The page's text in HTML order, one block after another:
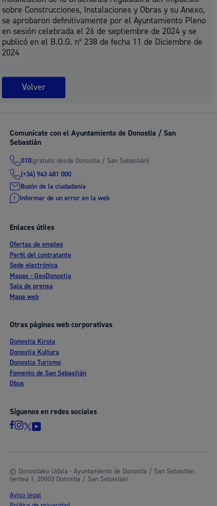
sobre Construcciones, Instalaciones y Obras y su Anexo,
se aprobaron definitivamente por el Ayuntamiento Pleno
en sesión celebrada el 26 de septiembre de 2024 y se
publicó en el B.O.G. nº 238 de fecha 11 de Diciembre de
2024
Volver
Comunícate con el Ayuntamiento de Donostia / San
Sebastián
010(gratuito desde Donostia / San Sebastián)
(+34) 943 481 000
Buzón de la ciudadanía
Informar de un error en la web
Enlaces útiles
Ofertas de empleo
Perfil del contratante
Sede electrónica
Mapas - GeoDonostia
Sala de prensa
Mapa web
Otras páginas web corporativas
Donostia Kirola
Donostia Kultura
Donostia Turismo
Fomento de San Sebastián
Dbus
Síguenos en redes sociales
© Donostiako Udala - Ayuntamiento de Donostia / San Sebastián
Ijentea 1, 20003 Donostia / San Sebastián
Aviso legal